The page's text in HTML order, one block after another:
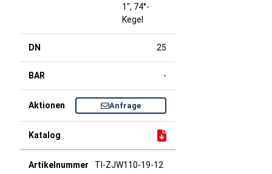
1", 74°-
Kegel
25
-
Anfrage
TI-ZJW110-19-12